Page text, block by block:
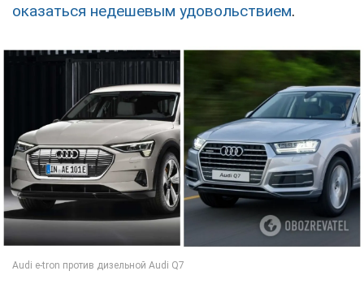
оказаться недешевым удовольствием.